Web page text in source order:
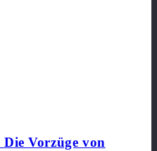
Vorzüge von